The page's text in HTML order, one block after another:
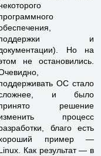
и
Но на
не остановились.
ОС стало
и было
решение
процесс
благо есть
пример —
Как результат — в